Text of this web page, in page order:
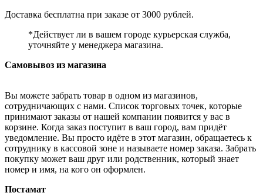
Доставка бесплатна при заказе от 3000 рублей.
*Действует ли в вашем городе курьерская служба,
уточняйте у менеджера магазина.
Самовывоз из магазина
Вы можете забрать товар в одном из магазинов,
сотрудничающих с нами. Список торговых точек, которые
принимают заказы от нашей компании появится у вас в
корзине. Когда заказ поступит в ваш город, вам придёт
уведомление. Вы просто идёте в этот магазин, обращаетесь к
сотруднику в кассовой зоне и называете номер заказа. Забрать
покупку может ваш друг или родственник, который знает
номер и имя, на кого он оформлен.
Постамат